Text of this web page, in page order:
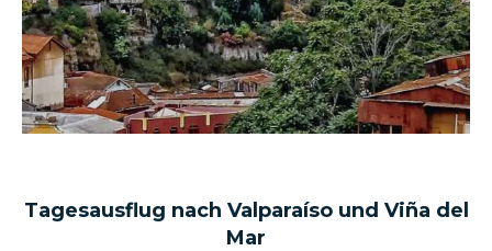
Tagesausflug nach Valparaíso und Viña del
Mar